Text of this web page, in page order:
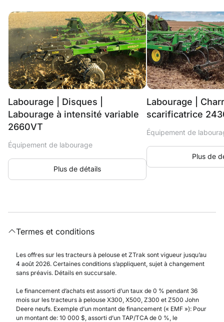
Labourage | Disques |
Labourage à intensité variable
2660VT
Équipement de labourage
Plus de détails
Labourage |
scarificatrice
Équipement de
Plus de
Termes et conditions
Les offres sur les tracteurs à pelouse et ZTrak sont vigueur jusqu’au
4 août 2026. Certaines conditions s’appliquent, sujet à changement
sans préavis. Détails en succursale.
Le financement d’achats est assorti d’un taux de 0 % pendant 36
mois sur les tracteurs à pelouse X300, X500, Z300 et Z500 John
Deere neufs. Exemple d’un montant de financement (« EMF »): Pour
un montant de: 10 000 $, assorti d’un TAP/TCA de 0 %, le